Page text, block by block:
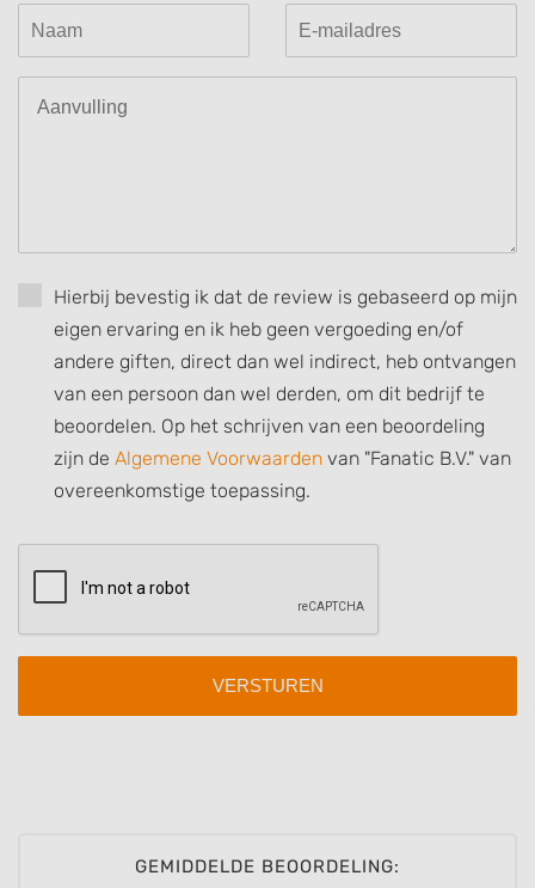
Hierbij bevestig ik dat de review is gebaseerd op mijn
eigen ervaring en ik heb geen vergoeding en/of
andere giften, direct dan wel indirect, heb ontvangen
van een persoon dan wel derden, om dit bedrijf te
beoordelen. Op het schrijven van een beoordeling
zijn de Algemene Voorwaarden van "Fanatic B.V." van
overeenkomstige toepassing.
GEMIDDELDE BEOORDELING:
Measure content performance
sources
IAB Special Features:
Use precise geolocation data
Identify devices based on information
actively requested
Non-IAB processing purposes:
Necessary
Performance
Advertising